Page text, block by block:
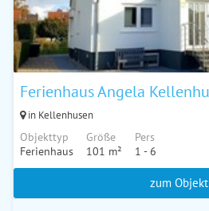
in Kellenhusen
Objekttyp
Ferienhaus
Größe
101 m²
Pers
1 - 6
zum Objekt